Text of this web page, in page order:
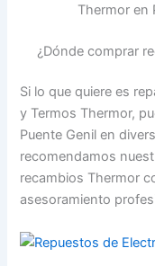
Thermor en
¿Dónde comprar
Si lo que quiere es
y Termos Thermor,
Puente Genil en
recomendamos
recambios Thermor
asesoramiento